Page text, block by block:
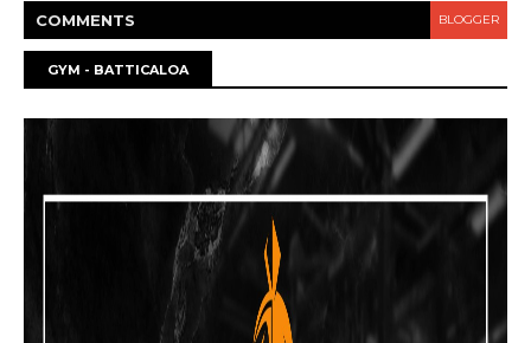
COMMENTS BLOGGER
GYM - BATTICALOA